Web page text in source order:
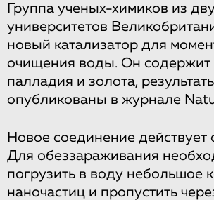
Группа ученых-химиков из
университетов
новый катализатор для
очищения воды. Он содержит
палладия и золота,
опубликованы в журнале
Новое соединение действует
Для обеззараживания
погрузить в воду небольшое
наночастиц и пропустить